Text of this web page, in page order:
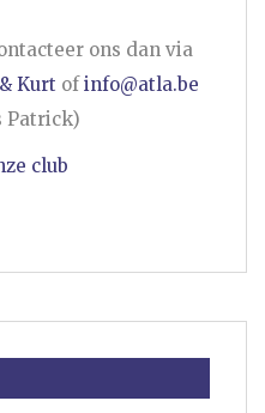
ons dan via
Kurt ofinfo@atla.be
Patrick)
club